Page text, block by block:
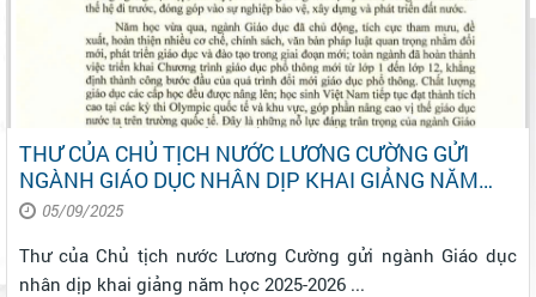
THƯ CỦA CHỦ TỊCH NƯỚC LƯƠNG CƯỜNG GỬI
NGÀNH GIÁO DỤC NHÂN DỊP KHAI GIẢNG NĂM
HỌC 2025-2026
05/09/2025
Thư của Chủ tịch nước Lương Cường gửi ngành Giáo dục
nhân dịp khai giảng năm học 2025-2026 ...